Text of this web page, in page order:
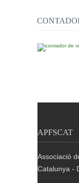
APFSCAT
Associació
Catalunya -